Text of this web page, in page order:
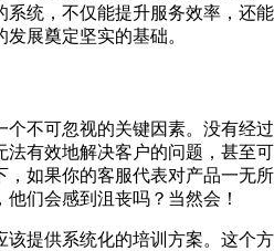
系统，不仅能提升服务效率，还能
展奠定坚实的基础。
不可忽视的关键因素。没有经过
法有效地解决客户的问题，甚至可
，如果你的客服代表对产品一无所
们会感到沮丧吗？当然会！
该提供系统化的培训方案。这个方